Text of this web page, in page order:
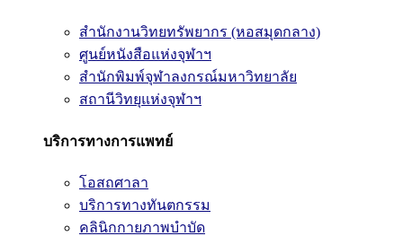
สำนักงานวิทยทรัพยากร (หอสมุดกลาง)
ศูนย์หนังสือแห่งจุฬาฯ
สำนักพิมพ์จุฬาลงกรณ์มหาวิทยาลัย
สถานีวิทยุแห่งจุฬาฯ
บริการทางการแพทย์
โอสถศาลา
บริการทางทันตกรรม
คลินิกกายภาพบำบัด